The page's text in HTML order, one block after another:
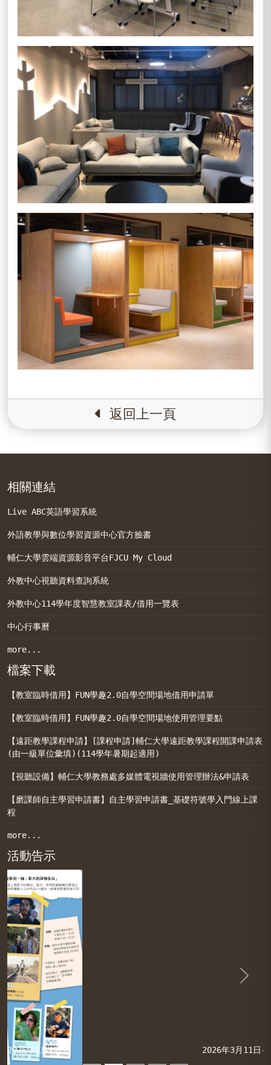
返回上一頁
相關連結
Live ABC英語學習系統
外語教學與數位學習資源中心官方臉書
輔仁大學雲端資源影音平台FJCU My Cloud
外教中心視聽資料查詢系統
外教中心114學年度智慧教室課表/借用一覽表
中心行事曆
more...
檔案下載
【教室臨時借用】FUN學趣2.0自學空間場地借用申請單
【教室臨時借用】FUN學趣2.0自學空間場地使用管理要點
【遠距教學課程申請】[課程申請]輔仁大學遠距教學課程開課申請表
(由一級單位彙填)(114學年暑期起適用)
【視聽設備】輔仁大學教務處多媒體電視牆使用管理辦法&申請表
【磨課師自主學習申請書】自主學習申請書_基礎符號學入門線上課
程
more...
活動告示
Previous Next